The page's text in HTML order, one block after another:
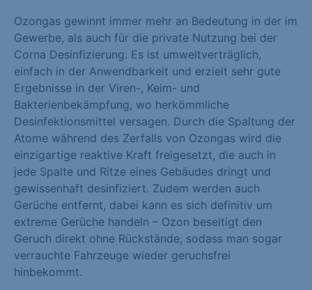
Ozongas gewinnt immer mehr an Bedeutung in der im
Gewerbe, als auch für die private Nutzung bei der
Corna Desinfizierung. Es ist umweltverträglich,
einfach in der Anwendbarkeit und erzielt sehr gute
Ergebnisse in der Viren-, Keim- und
Bakterienbekämpfung, wo herkömmliche
Desinfektionsmittel versagen. Durch die Spaltung der
Atome während des Zerfalls von Ozongas wird die
einzigartige reaktive Kraft freigesetzt, die auch in
jede Spalte und Ritze eines Gebäudes dringt und
gewissenhaft desinfiziert. Zudem werden auch
Gerüche entfernt, dabei kann es sich definitiv um
extreme Gerüche handeln – Ozon beseitigt den
Geruch direkt ohne Rückstände, sodass man sogar
verrauchte Fahrzeuge wieder geruchsfrei
hinbekommt.
verwendet, um personalisierte Werbung anzuzeigen. Sie tun
dies, indem sie Besucher über Websites hinweg verfolgen.
Cookie-Informationen anzeigen
Externe Medien (1)
Inhalte von Videoplattformen und Social-Media-Plattformen
werden standardmäßig blockiert. Wenn Cookies von externen
Medien akzeptiert werden, bedarf der Zugriff auf diese Inhalte
keiner manuellen Einwilligung mehr.
Cookie-Informationen anzeigen
Datenschutzerklärung Impressum